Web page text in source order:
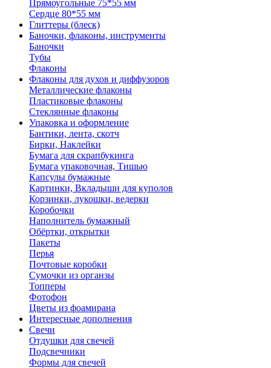
Прямоугольные 75*55 мм
Сердце 80*55 мм
Глиттеры (блеск)
Баночки, флаконы, инструменты
Баночки
Тубы
Флаконы
Флаконы для духов и диффузоров
Металлические флаконы
Пластиковые флаконы
Стеклянные флаконы
Упаковка и оформление
Бантики, лента, скотч
Бирки, Наклейки
Бумага для скрапбукинга
Бумага упаковочная, Тишью
Капсулы бумажные
Картинки, Вкладыши для куполов
Корзинки, лукошки, ведерки
Коробочки
Наполнитель бумажный
Обёртки, открытки
Пакеты
Перья
Почтовые коробки
Сумочки из органзы
Топперы
Фотофон
Цветы из фоамирана
Интересные дополнения
Свечи
Отдушки для свечей
Подсвечники
Формы для свечей